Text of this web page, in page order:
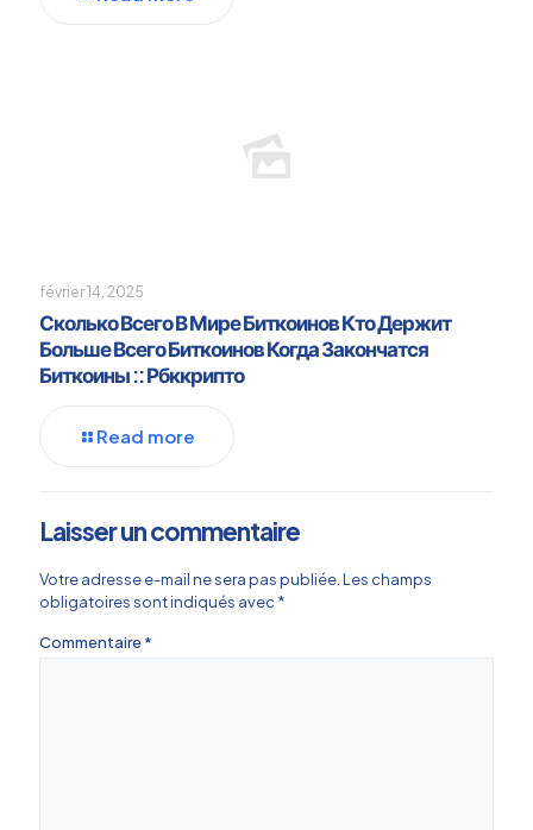
février 14, 2025
Сколько Всего В Мире Биткоинов Кто Держит
Больше Всего Биткоинов Когда Закончатся
Биткоины :: Рбккрипто
Read more
Laisser un commentaire
Votre adresse e-mail ne sera pas publiée. Les champs
obligatoires sont indiqués avec *
Commentaire*